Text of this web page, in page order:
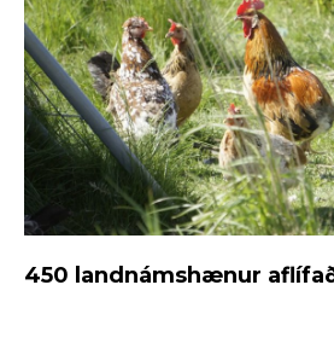
450 landnámshænur